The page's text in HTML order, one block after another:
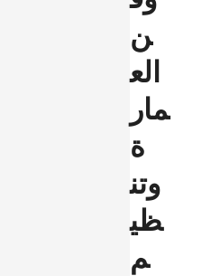
ن
الع
مار
ة
وتن
ظي
م